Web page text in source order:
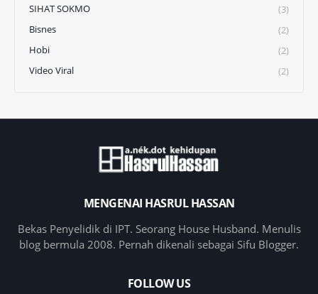
SIHAT SOKMO
(3)
Bisnes
(2)
Hobi
(2)
Video Viral
(2)
MENGENAI HASRUL HASSAN
Bekas Penyelidik di IPT. Seorang House Husband. Menulis
blog bermula 2008. Pernah dikenali sebagai Sifu Blogger.
FOLLOW US